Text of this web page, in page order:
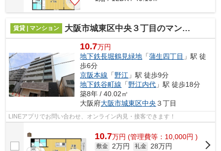
賃貸 | マンション 大阪市城東区中央３丁目のマンション
10.7万円
地下鉄長堀鶴見緑地 「蒲生四丁目 」駅 徒
歩6分
京阪本線 「野江 」駅 徒歩9分
地下鉄谷町線 「野江内代 」駅 徒歩18分
築8年 / 40.02㎡
大阪府大阪市城東区中央 ３丁目
LINEアプリでお問い合わせ、オンライン内見・接客できます！
10.7万円 (管理費等：10,000円 )
敷金 2万円 礼金 28万円